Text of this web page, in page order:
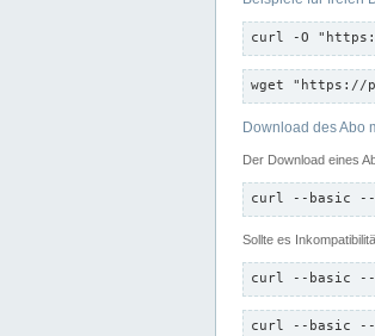
curl -O "https://
wget "https://
Download des Abo
Der Download eines
curl --basic --
Sollte es
curl --basic --
curl --basic --